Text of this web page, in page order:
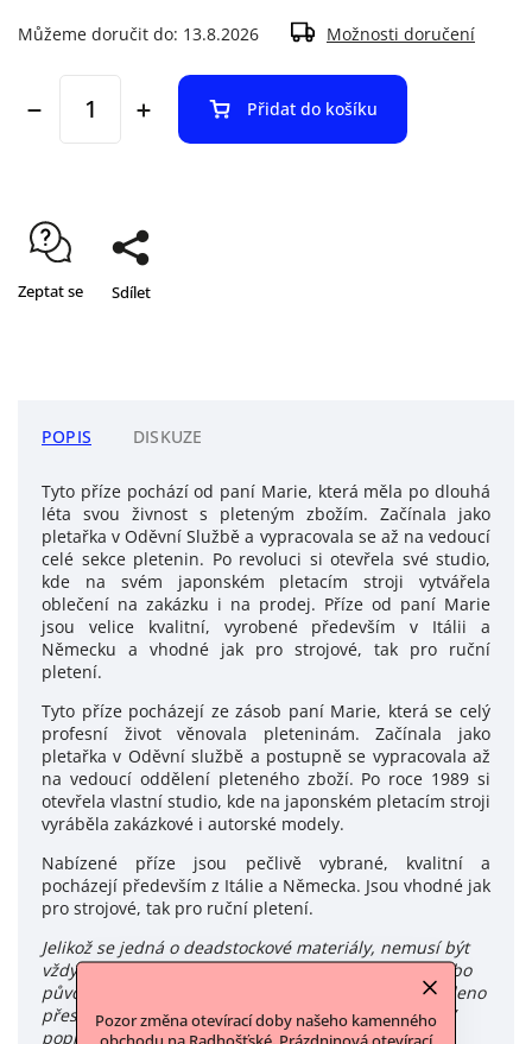
Pozor změna otevírací doby našeho kamenného
Můžeme doručit do: 13.8.2026 Možnosti doručení
Přidat do košíku
Zeptat se Sdílet
POPIS DISKUZE
Tyto příze pochází od paní Marie, která měla po dlouhá
léta svou živnost s pleteným zbožím. Začínala jako
pletařka v Oděvní Službě a vypracovala se až na vedoucí
celé sekce pletenin. Po revoluci si otevřela své studio,
kde na svém japonském pletacím stroji vytvářela
oblečení na zakázku i na prodej. Příze od paní Marie
jsou velice kvalitní, vyrobené především v Itálii a
Německu a vhodné jak pro strojové, tak pro ruční
pletení.
Tyto příze pocházejí ze zásob paní Marie, která se celý
profesní život věnovala pleteninám. Začínala jako
pletařka v Oděvní službě a postupně se vypracovala až
na vedoucí oddělení pleteného zboží. Po roce 1989 si
otevřela vlastní studio, kde na japonském pletacím stroji
vyráběla zakázkové i autorské modely.
Nabízené příze jsou pečlivě vybrané, kvalitní a
pocházejí především z Itálie a Německa. Jsou vhodné jak
pro strojové, tak pro ruční pletení.
Jelikož se jedná o deadstockové materiály, nemusí být
vždy k dispozici kompletní informace od výrobce nebo
původního dodavatele. Pokud není u produktu uvedeno
přesné složení, tyto údaje nám nebyly poskytnuty. V
popisu produktu uvádíme všechny informace, které